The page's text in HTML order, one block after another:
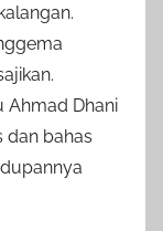
Ahmad Dhani
dan bahas